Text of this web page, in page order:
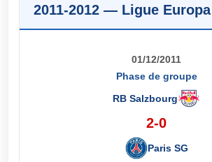
2011-2012 — Ligue Europa
01/12/2011
Phase de groupe
RB Salzbourg
2-0
Paris SG